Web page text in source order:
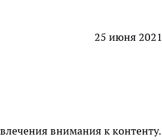
25 июня 2021
внимания к контенту.